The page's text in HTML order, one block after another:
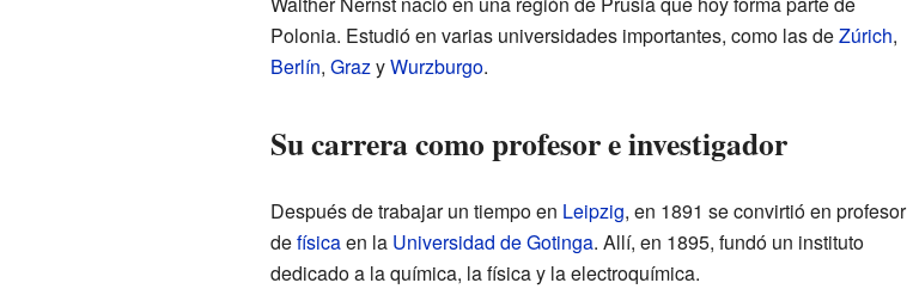
Polonia. Estudió en varias universidades importantes, como las deZúrich,
Berlín, GrazyWurzburgo.
Su carrera como profesor e investigador
Después de trabajar un tiempo en Leipzig, en 1891 se convirtió en profesor
defísicaen la Universidad de Gotinga. Allí, en 1895, fundó un instituto
dedicado a la química, la física y la electroquímica.